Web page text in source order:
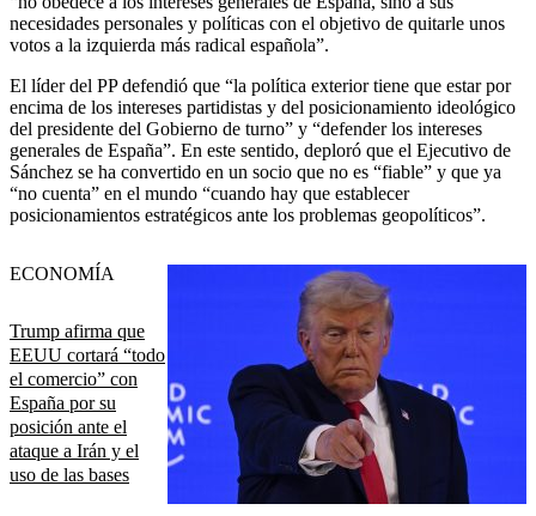
necesidades personales y políticas con el objetivo de quitarle unos
votos a la izquierda más radical española”.
El líder del PP defendió que “la política exterior tiene que estar por
encima de los intereses partidistas y del posicionamiento ideológico
del presidente del Gobierno de turno” y “defender los intereses
generales de España”. En este sentido, deploró que el Ejecutivo de
Sánchez se ha convertido en un socio que no es “fiable” y que ya
“no cuenta” en el mundo “cuando hay que establecer
posicionamientos estratégicos ante los problemas geopolíticos”.
Trump afirma que
EEUU cortará “todo
el comercio” con
España por su
posición ante el
ataque a Irán y el
uso de las bases
ECONOMÍA